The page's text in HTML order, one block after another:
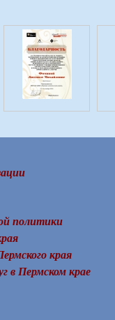
политики
края
в Пермском крае